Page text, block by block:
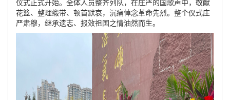
仪式正式开始。全体人员整齐列队，在庄严的国歌声中，敬献
花篮、整理缎带、顿首默哀，沉痛悼念革命先烈。整个仪式庄
严肃穆，继承遗志、报效祖国之情油然而生。